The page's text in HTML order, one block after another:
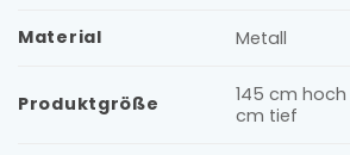
Material Metall
Produktgröße
145 cm hoch
cm tief